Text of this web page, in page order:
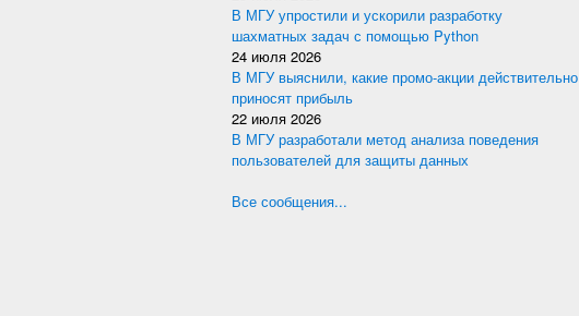
В МГУ упростили и ускорили разработку
шахматных задач с помощью Python
24 июля 2026
В МГУ выяснили, какие промо-акции действительно
приносят прибыль
22 июля 2026
В МГУ разработали метод анализа поведения
пользователей для защиты данных
Все сообщения...